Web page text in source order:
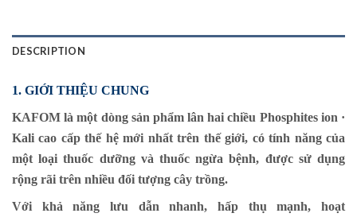
DESCRIPTION
1. GIỚI THIỆU CHUNG
KAFOM là một dòng sản phẩm lân hai chiều Phosphites ion ·
Kali cao cấp thế hệ mới nhất trên thế giới, có tính năng của
một loại thuốc dưỡng và thuốc ngừa bệnh, được sử dụng
rộng rãi trên nhiều đối tượng cây trồng.
Với khả năng lưu dẫn nhanh, hấp thụ mạnh, hoạt